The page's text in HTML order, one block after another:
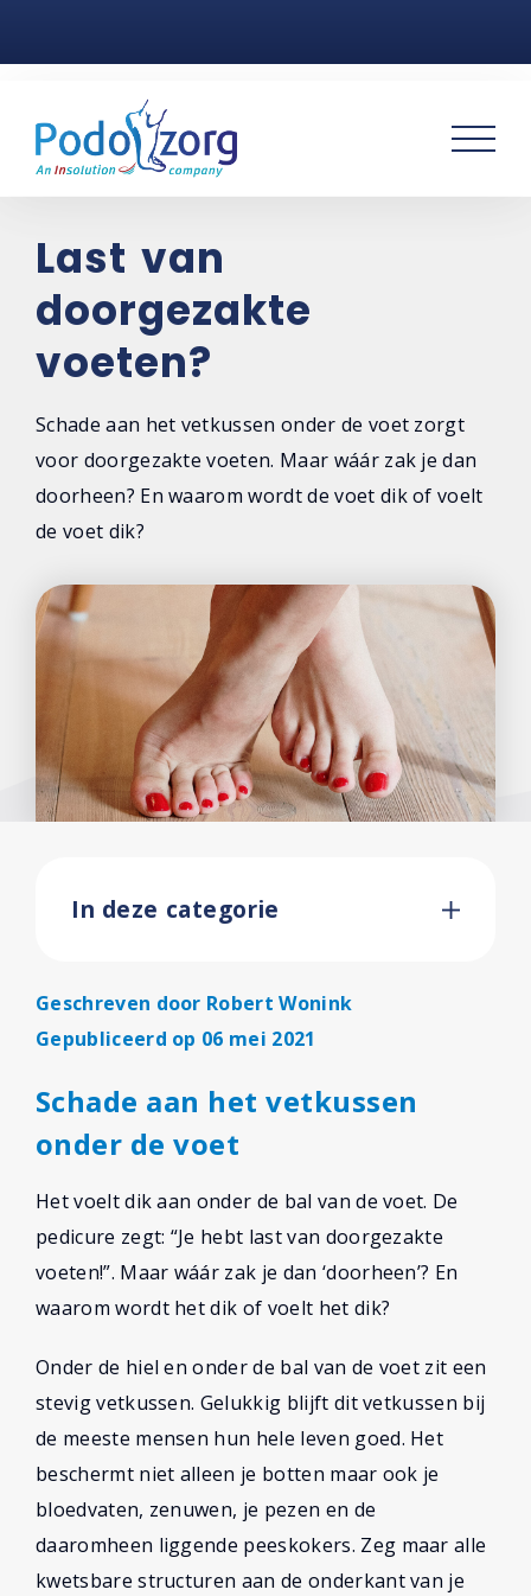
Voetklachten
Podotherapie
Praktijken
Over ons
Contact
Last van
doorgezakte
voeten?
Schade aan het vetkussen onder de voet zorgt
voor doorgezakte voeten. Maar wáár zak je dan
doorheen? En waarom wordt de voet dik of voelt
de voet dik?
In deze categorie
Geschreven door Robert Wonink
Gepubliceerd op 06 mei 2021
Schade aan het vetkussen
onder de voet
Het voelt dik aan onder de bal van de voet. De
pedicure zegt: “Je hebt last van doorgezakte
voeten!”. Maar wáár zak je dan ‘doorheen’? En
waarom wordt het dik of voelt het dik?
Onder de hiel en onder de bal van de voet zit een
stevig vetkussen. Gelukkig blijft dit vetkussen bij
de meeste mensen hun hele leven goed. Het
beschermt niet alleen je botten maar ook je
bloedvaten, zenuwen, je pezen en de
daaromheen liggende peeskokers. Zeg maar alle
kwetsbare structuren aan de onderkant van je